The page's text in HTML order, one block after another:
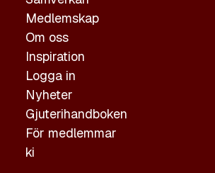
Medlemskap
Om oss
Inspiration
Logga in
Nyheter
Gjuterihandboken
För medlemmar
ki